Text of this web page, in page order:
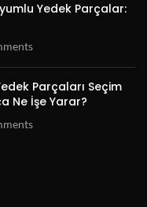
Yedek Parçalar:
Parçaları Seçim
Ne İşe Yarar?